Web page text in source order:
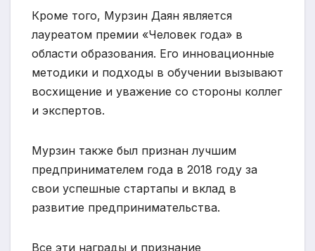
Кроме того, Мурзин Даян является
лауреатом премии «Человек года» в
области образования. Его инновационные
методики и подходы в обучении вызывают
восхищение и уважение со стороны коллег
и экспертов.
Мурзин также был признан лучшим
предпринимателем года в 2018 году за
свои успешные стартапы и вклад в
развитие предпринимательства.
Все эти награды и признание